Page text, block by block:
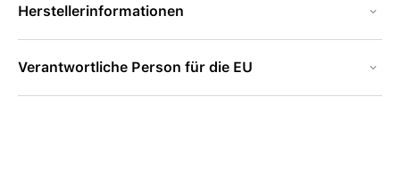
Herstellerinformationen
Verantwortliche Person für die EU